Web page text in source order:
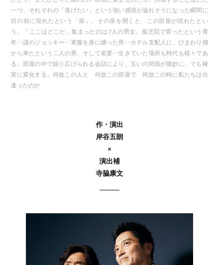
一つ、それぞれの「逃げたい」という強い感情が溢れそうになった瞬間に
目の前に現れたという「扉」。その扉を開くと、この部屋が現れたとい
う。「ここはどこだ」集まったのは7人の男女。孤児院で育ったという青
年‥謎のジョッキー‥軍服を身に纏った男‥ホテル支配人に、ひまわり畑
から来たという二人の男、そして老婆‥生きていた場所も時代も様々であ
る。部屋の中で繰り広げられる会話により、互いの関係が微妙に、でも確
実に変化する。何故この人と 何故この部屋で 何故この時に私たちは出
逢ったのか
作・演出
岸谷五朗
×
演出補
寺脇康文